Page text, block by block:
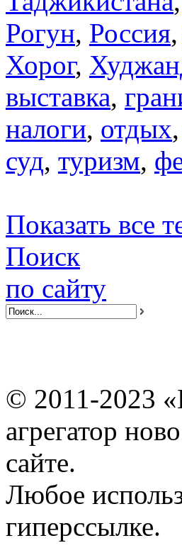
Рогун, Россия,
Хорог,
выставка,
налоги, отдых,
суд, туризм,
Показать все
Поиск
по сайту
© 2011-2023
агрегатор
сайте.
Любое
гиперссылке.